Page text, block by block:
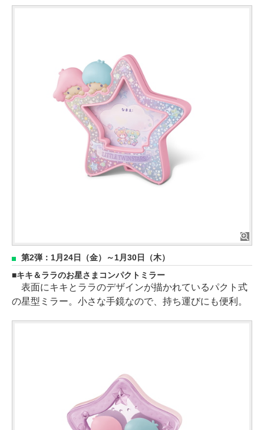
第2弾：1月24日（金）～1月30日（木）
キキ＆ララのお星さまコンパクトミラー
表面にキキとララのデザインが描かれているパクト式
の星型ミラー。小さな手鏡なので、持ち運びにも便利。